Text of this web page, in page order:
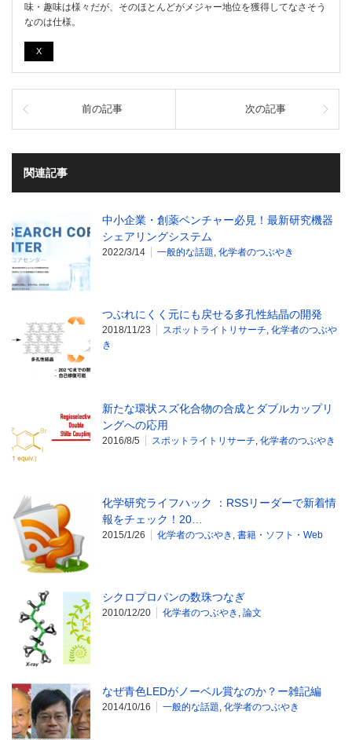
味・趣味は様々だが、そのほとんどがメジャー地位を獲得してなさそう
なのは仕様。
X
前の記事 次の記事
関連記事
中小企業・創薬ベンチャー必見！最新研究機器
シェアリングシステム
2022/3/14 一般的な話題 化学者のつぶやき
つぶれにくく元にも戻せる多孔性結晶の開発
2018/11/23 スポットライトリサーチ 化学者のつぶや
き
新たな環状スズ化合物の合成とダブルカップリ
ングへの応用
2016/8/5 スポットライトリサーチ 化学者のつぶやき
化学研究ライフハック ：RSSリーダーで新着情
報をチェック！20…
2015/1/26 化学者のつぶやき 書籍・ソフト・Web
シクロプロパンの数珠つなぎ
2010/12/20 化学者のつぶやき 論文
なぜ青色LEDがノーベル賞なのか？ー雑記編
2014/10/16 一般的な話題 化学者のつぶやき